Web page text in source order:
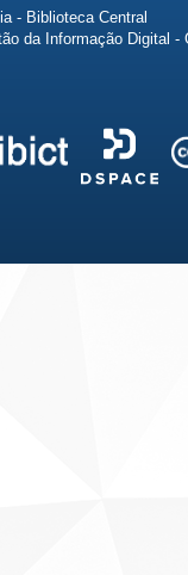
- Biblioteca Central
da Informação Digital -